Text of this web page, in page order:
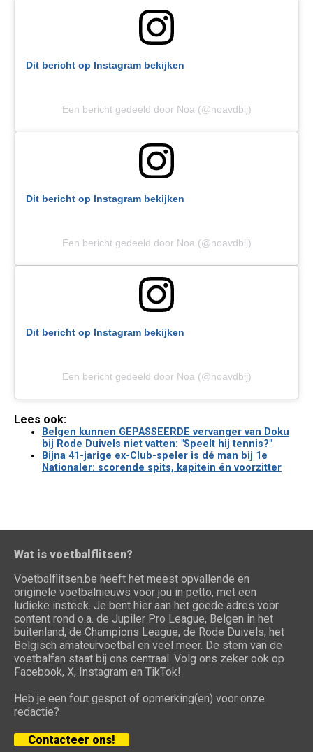
Dit bericht op Instagram bekijken
Een bericht gedeeld door Noa (@noavdbij)
Dit bericht op Instagram bekijken
Een bericht gedeeld door Noa (@noavdbij)
Dit bericht op Instagram bekijken
Een bericht gedeeld door Noa (@noavdbij)
Lees ook:
Belgen kunnen GEPASSEERDE vervanger van Doku
bij Rode Duivels niet vatten: "Speelt hij tennis?"
Bijna 41-jarige ex-Club-speler is dé man bij 1e
Nationaler: scorende spits, kapitein én voorzitter
Wat is voetbalflitsen?
Voetbalflitsen.be heeft het meest opvallende en
originele voetbalnieuws voor jou in petto, met een
ludieke insteek. Je bent hier aan het goede adres voor
content rond o.a. de Jupiler Pro League, Belgen in het
buitenland, de Champions League, de Rode Duivels, het
Belgisch amateurvoetbal en veel meer. De stem van de
voetbalfan staat bij ons centraal. Volg ons zeker ook op
Facebook, X, Instagram en TikTok!
Heb je een fout gespot of opmerking(en) voor onze
redactie?
Contacteer ons!